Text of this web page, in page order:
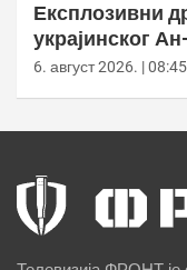
Експлозивни
украјинског
Лајпцигу
6. август 2026. | 08:45